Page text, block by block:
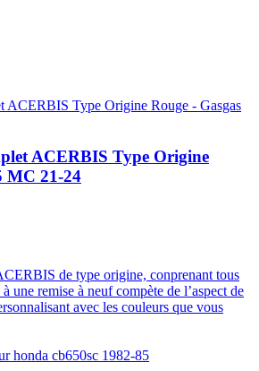
ACERBIS Type Origine
MC 21-24
de type origine, conprenant tous
une remise à neuf compète de l’aspect de
avec les couleurs que vous